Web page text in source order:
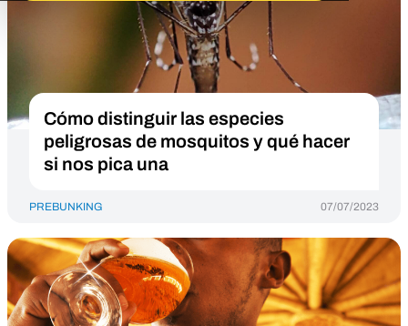
Cómo distinguir las especies
peligrosas de mosquitos y qué hacer
si nos pica una
PREBUNKING 07/07/2023